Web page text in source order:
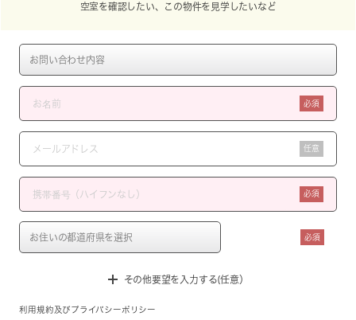
空室を確認したい、この物件を見学したいなど
必須
任意
必須
必須
その他要望を入力する(任意）
利用規約 及び プライバシーポリシー